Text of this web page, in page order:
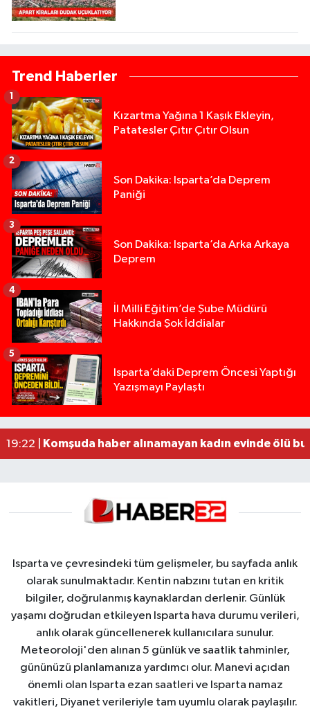
Trend Haberler
Kızartma Yağına 1 Kaşık Ekleyin,
Patatesler Çıtır Çıtır Olsun
Son Dakika: Isparta’da Deprem
Paniği
2
Son Dakika: Isparta’da Arka Arkaya
Deprem
3
İl Milli Eğitim’de Şube Müdürü
Hakkında Şok İddialar
4
Isparta’daki Deprem Öncesi Yaptığı
Yazışmayı Paylaştı
5
13:00 |Yığılca'da kardeşler arasındaki silahlı kavgada
12:48 |Tur teknesi çalışanlarının birbirine girdiği kavga
02:26 |MOTOSİKLETLE ÇARPIŞAN OTOMOBİL GÜL
19:22 |
Komşuda haber alınamayan kadın evinde ölü
Isparta ve çevresindeki tüm gelişmeler, bu sayfada anlık
olarak sunulmaktadır. Kentin nabzını tutan en kritik
bilgiler, doğrulanmış kaynaklardan derlenir. Günlük
yaşamı doğrudan etkileyen Isparta hava durumu verileri,
anlık olarak güncellenerek kullanıcılara sunulur.
Meteoroloji'den alınan 5 günlük ve saatlik tahminler,
gününüzü planlamanıza yardımcı olur. Manevi açıdan
önemli olan Isparta ezan saatleri ve Isparta namaz
vakitleri, Diyanet verileriyle tam uyumlu olarak paylaşılır.